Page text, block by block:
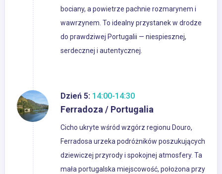
bociany, a powietrze pachnie rozmarynem i
wawrzynem. To idealny przystanek w drodze
do prawdziwej Portugalii — niespiesznej,
serdecznej i autentycznej.
Dzień 5: 14:00-14:30
Ferradoza / Portugalia
Cicho ukryte wśród wzgórz regionu Douro,
Ferradosa urzeka podróżników poszukujących
dziewiczej przyrody i spokojnej atmosfery. Ta
mała portugalska miejscowość, położona przy